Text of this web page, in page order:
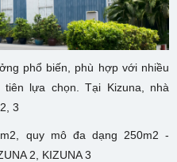
phổ biến, phù hợp với nhiều
lựa chọn. Tại Kizuna, nhà
3
quy mô đa dạng 250m2 -
2, KIZUNA 3